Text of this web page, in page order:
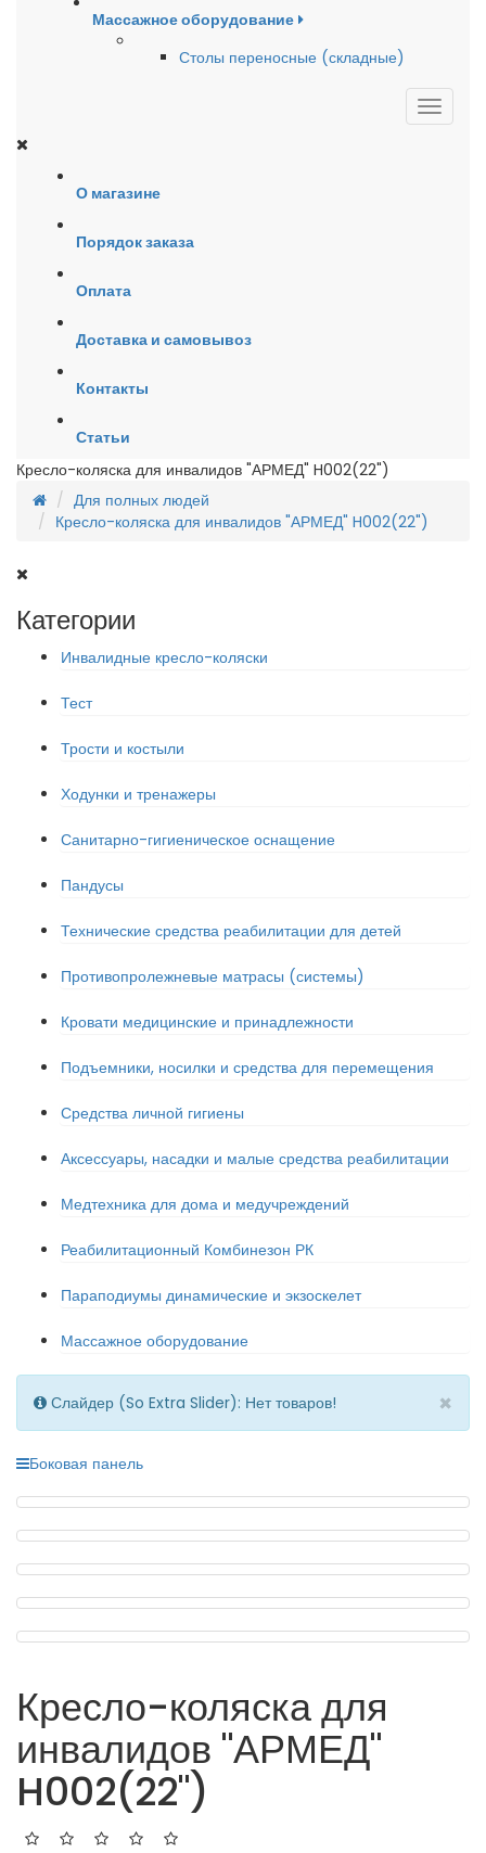
Массажное оборудование
Столы переносные (складные)
О магазине
Порядок заказа
Оплата
Доставка и самовывоз
Контакты
Статьи
Кресло-коляска для инвалидов "АРМЕД" H002(22")
Для полных людей
Кресло-коляска для инвалидов "АРМЕД" H002(22")
Категории
Инвалидные кресло-коляски
Тест
Трости и костыли
Ходунки и тренажеры
Санитарно-гигиеническое оснащение
Пандусы
Технические средства реабилитации для детей
Противопролежневые матрасы (системы)
Кровати медицинские и принадлежности
Подъемники, носилки и средства для перемещения
Средства личной гигиены
Аксессуары, насадки и малые средства реабилитации
Медтехника для дома и медучреждений
Реабилитационный Комбинезон РК
Параподиумы динамические и экзоскелет
Массажное оборудование
Слайдер (So Extra Slider): Нет товаров! ×
Боковая панель
Кресло-коляска для
инвалидов "АРМЕД"
H002(22")